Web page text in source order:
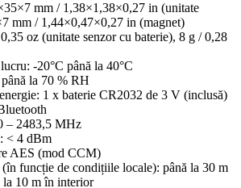
mm / 1,38×1,38×0,27 in (unitate
mm / 1,44×0,47×0,27 in (magnet)
oz (unitate senzor cu baterie), 8 g / 0,28
-20°C până la 40°C
la 70 % RH
1 x baterie CR2032 de 3 V (inclusă)
– 2483,5 MHz
< 4 dBm
AES (mod CCM)
(în funcție de condițiile locale): până la 30 m
la 10 m în interior